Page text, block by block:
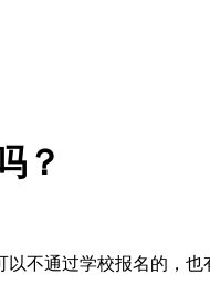
？
不通过学校报名的，